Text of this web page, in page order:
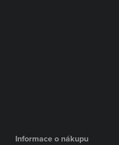
Informace o nákupu